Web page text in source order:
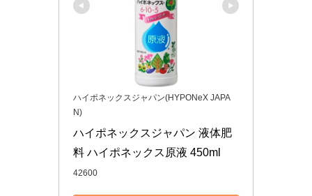
ハイポネックスジャパン(HYPONeX JAPA
N)
ハイポネックスジャパン 液体肥
料 ハイポネックス原液 450ml
42600